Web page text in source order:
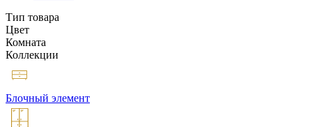
Тип товара
Цвет
Комната
Коллекции
Блочный элемент